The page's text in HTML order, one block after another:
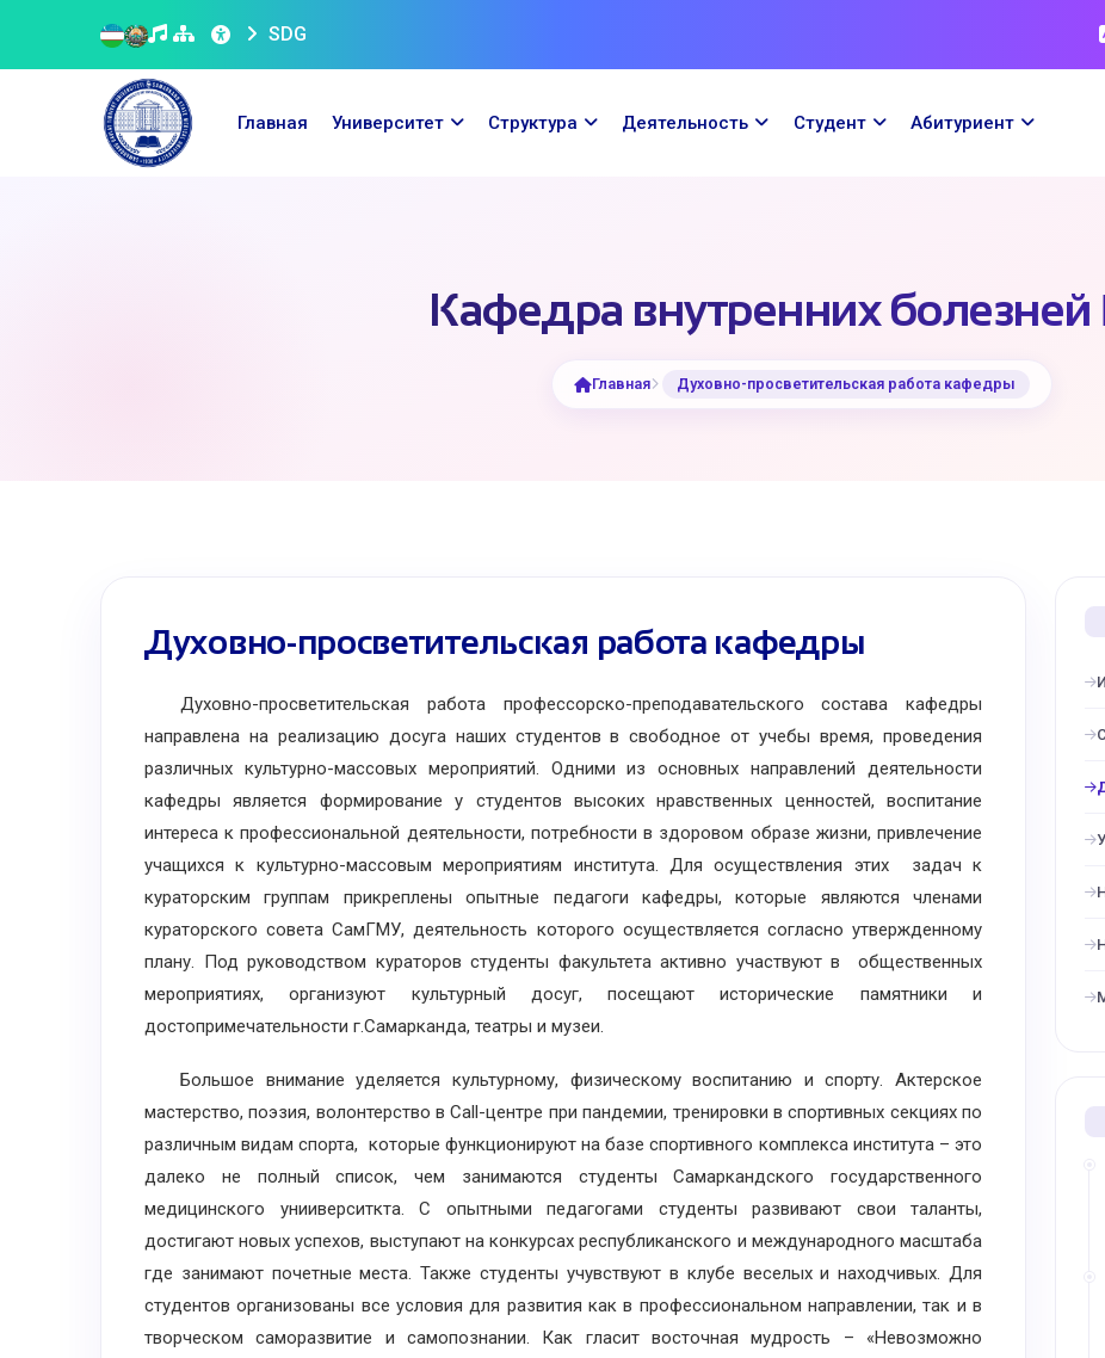
SDG
Главная Университет Структура Деятельность Cтудент Абитуриент
Кафедра внутренних
Главная Духовно-просветительская работа кафедры
Духовно-просветительская работа кафедры
Духовно-просветительская работа профессорско-преподавательского состава кафедры
направлена на реализацию досуга наших студентов в свободное от учебы время, проведения
различных культурно-массовых мероприятий. Одними из основных направлений деятельности
кафедры является формирование у студентов высоких нравственных ценностей, воспитание
интереса к профессиональной деятельности, потребности в здоровом образе жизни, привлечение
учащихся к культурно-массовым мероприятиям института. Для осуществления этих задач к
кураторским группам прикреплены опытные педагоги кафедры, которые являются членами
кураторского совета СамГМУ, деятельность которого осуществляется согласно утвержденному
плану. Под руководством кураторов студенты факультета активно участвуют в общественных
мероприятиях, организуют культурный досуг, посещают исторические памятники и
достопримечательности г.Самарканда, театры и музеи.
Большое внимание уделяется культурному, физическому воспитанию и спорту. Актерское
мастерство, поэзия, волонтерство в Call-центре при пандемии, тренировки в спортивных секциях по
различным видам спорта, которые функционируют на базе спортивного комплекса института – это
далеко не полный список, чем занимаются студенты Самаркандского государственного
медицинского унииверситкта. С опытными педагогами студенты развивают свои таланты,
достигают новых успехов, выступают на конкурсах республиканского и международного масштаба
где занимают почетные места. Также студенты учувствуют в клубе веселых и находчивых. Для
студентов организованы все условия для развития как в профессиональном направлении, так и в
творческом саморазвитие и самопознании. Как гласит восточная мудрость – «Невозможно